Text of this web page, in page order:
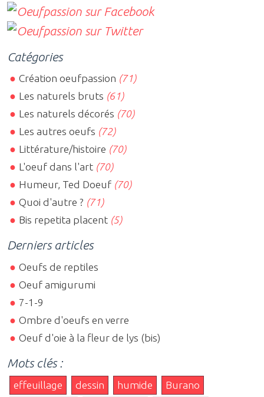
Catégories
Création oeufpassion (71)
Les naturels bruts (61)
Les naturels décorés (70)
Les autres oeufs (72)
Littérature/histoire (70)
L'oeuf dans l'art (70)
Humeur, Ted Doeuf (70)
Quoi d'autre ? (71)
Bis repetita placent (5)
Derniers articles
Oeufs de reptiles
Oeuf amigurumi
7-1-9
Ombre d'oeufs en verre
Oeuf d'oie à la fleur de lys (bis)
Mots clés :
effeuillage dessin humide
Burano